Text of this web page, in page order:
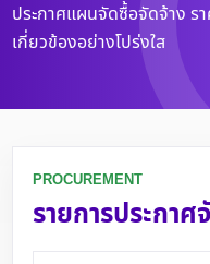
ประกาศแผนจัดซื้อจัดจ้าง ร
เกี่ยวข้องอย่างโปร่งใส
PROCUREMENT
รายการประกา